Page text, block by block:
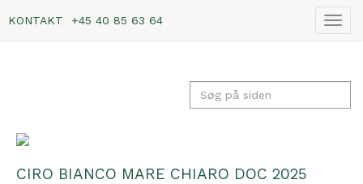
Vis
KONTAKT +45 40 85 63 64
CIRO BIANCO MARE CHIARO DOC 2025